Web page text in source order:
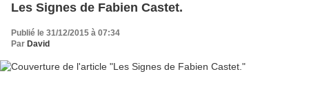
Les Signes de Fabien Castet.
Publié le 31/12/2015 à 07:34
Par David